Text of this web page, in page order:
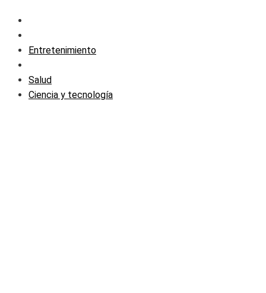
Entretenimiento
Salud
Ciencia y tecnología